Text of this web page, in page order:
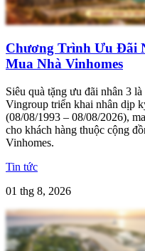
Chương Trình Ưu Đãi
Mua Nhà Vinhomes
Siêu quà tặng ưu đãi nhân 3
Vingroup triển khai nhân dịp
(08/08/1993 – 08/08/2026),
cho khách hàng thuộc cộng
Vinhomes.
Tin tức
01 thg 8, 2026